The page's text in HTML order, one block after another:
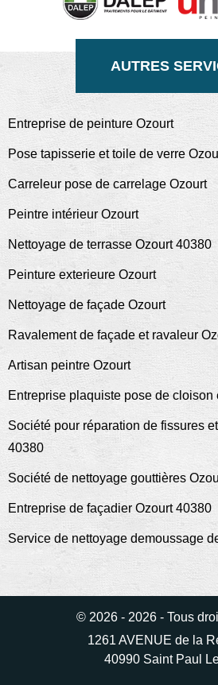
AUTRES
Entreprise de peinture Ozourt
Pose tapisserie et toile de verre
Carreleur pose de carrelage Ozourt
Peintre intérieur Ozourt
Nettoyage de terrasse Ozourt 40380
Peinture exterieure Ozourt
Nettoyage de façade Ozourt
Ravalement de façade et ravaleur
Artisan peintre Ozourt
Entreprise plaquiste pose de cloison
Société pour réparation de fissures
40380
Société de nettoyage gouttières
Entreprise de façadier Ozourt 40380
Service de nettoyage demoussage
© 2026 - 2026 - Tous
1261 AVENUE de la
40990 Saint Paul